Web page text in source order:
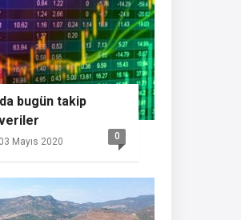
bugün takip
Mayıs 2020 0